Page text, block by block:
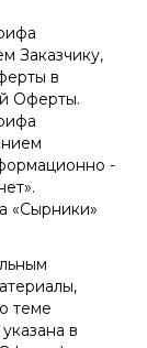
Заказчику,
в
Оферты.
-
«Сырники»
теме
в